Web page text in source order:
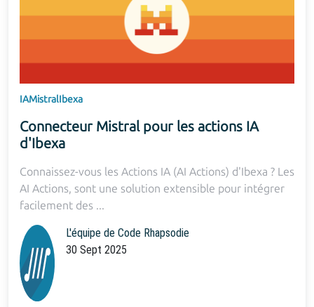
IAMistralIbexa
Connecteur Mistral pour les actions IA
d'Ibexa
Connaissez-vous les Actions IA (AI Actions) d'Ibexa ? Les
AI Actions, sont une solution extensible pour intégrer
facilement des ...
L'équipe de Code Rhapsodie
30 Sept 2025